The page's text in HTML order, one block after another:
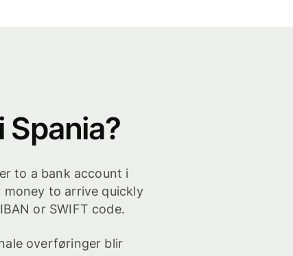
to a bank account i
to arrive quickly
or SWIFT code.
overføringer blir